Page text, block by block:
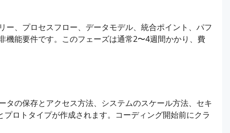
、プロセスフロー、データモデル、統合ポイント、パフ
機能要件です。このフェーズは通常2〜4週間かかり、費
の保存とアクセス方法、システムのスケール方法、セキ
ロトタイプが作成されます。コーディング開始前にクラ